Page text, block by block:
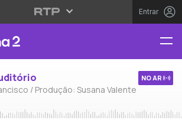
Entrar
/ Produção: Susana Valente
NO AR